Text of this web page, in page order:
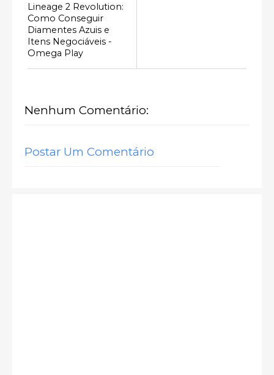
Lineage 2 Revolution:
Como Conseguir
Diamentes Azuis e
Itens Negociáveis -
Omega Play
Nenhum Comentário:
Postar Um Comentário